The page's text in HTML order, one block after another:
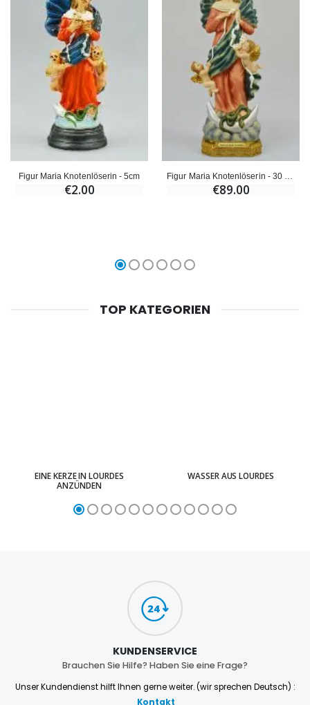
Figur Maria Knotenlöserin - 5cm
€2.00 €89.00
TOP KATEGORIEN
EINE KERZE IN LOURDES
ANZÜNDEN
WASSER AUS LOURDES
KUNDENSERVICE
Brauchen Sie Hilfe? Haben Sie eine Frage?
Unser Kundendienst hilft Ihnen gerne weiter. (wir sprechen Deutsch) :
Kontakt